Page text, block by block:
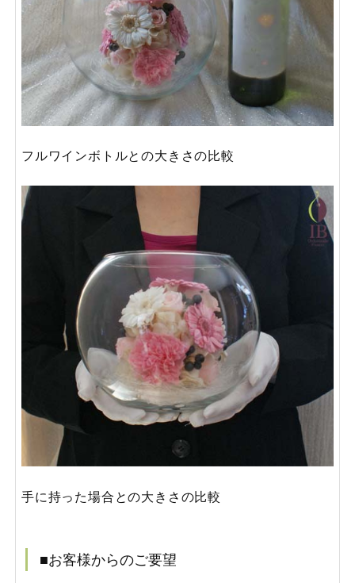
フルワインボトルとの大きさの比較
手に持った場合との大きさの比較
■お客様からのご要望